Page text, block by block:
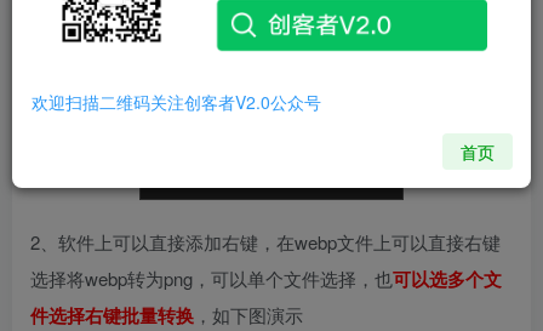
2、软件上可以直接添加右键，在webp文件上可以直接右键
选择将webp转为png，可以单个文件选择，也可以选多个文
件选择右键批量转换 ，如下图演示
欢迎扫描二维码关注创客者V2.0公众号
首页